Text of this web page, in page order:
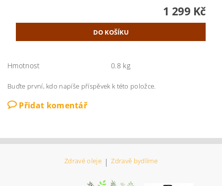
1 299 Kč
Hmotnost 0.8 kg
Buďte první, kdo napíše příspěvek k této položce.
Přidat komentář
Zdravé oleje | Zdravě bydlíme